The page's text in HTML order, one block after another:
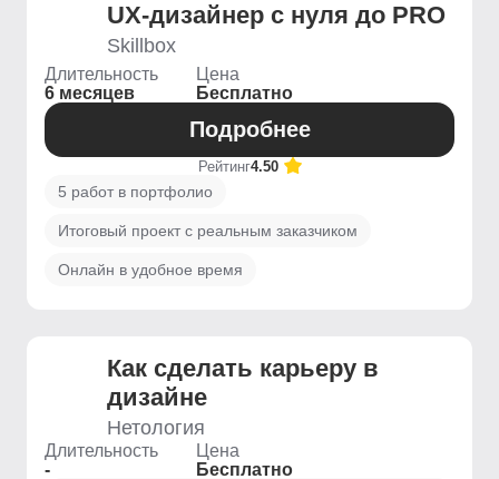
UX-дизайнер с нуля до PRO
Skillbox
Длительность
6 месяцев
Цена
Бесплатно
Подробнее
Рейтинг4.50
5 работ в портфолио
Итоговый проект с реальным заказчиком
Онлайн в удобное время
Как сделать карьеру в
дизайне
Нетология
Длительность
-
Цена
Бесплатно